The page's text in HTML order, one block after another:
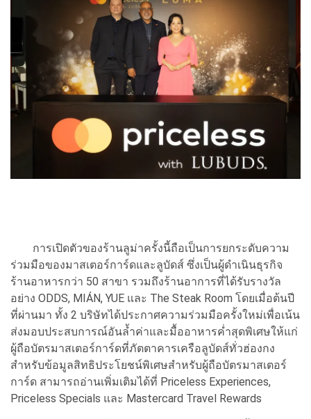
การเปิดตัวของร้านลูม่าครั้งนี้ถือเป็นการยกระดับความ
ร่วมมือของมาสเตอร์การ์ดและลูบัดส์ ซึ่งเป็นผู้ดำเนินธุรกิจ
ร้านอาหารกว่า 50 สาขา รวมถึงร้านอาการที่ได้รับรางวัล
อย่าง ODDS, MIÁN, YUE และ The Steak Room โดยเมื่อต้นปี
ที่ผ่านมา ทั้ง 2 บริษัทได้ประกาศความร่วมมือครั้งใหม่เพื่อเน้น
ส่งมอบประสบการณ์อันล้ำค่าและมื้ออาหารค่ำสุดพิเศษให้แก่
ผู้ถือบัตรมาสเตอร์การ์ดที่ภัตตาคารเครือลูบัดส์ทั่วฮ่องกง
สำหรับข้อมูลสิทธิประโยชน์พิเศษสำหรับผู้ถือบัตรมาสเตอร์
การ์ด สามารถอ่านเพิ่มเติมได้ที่ Priceless Experiences,
Priceless Specials และ Mastercard Travel Rewards